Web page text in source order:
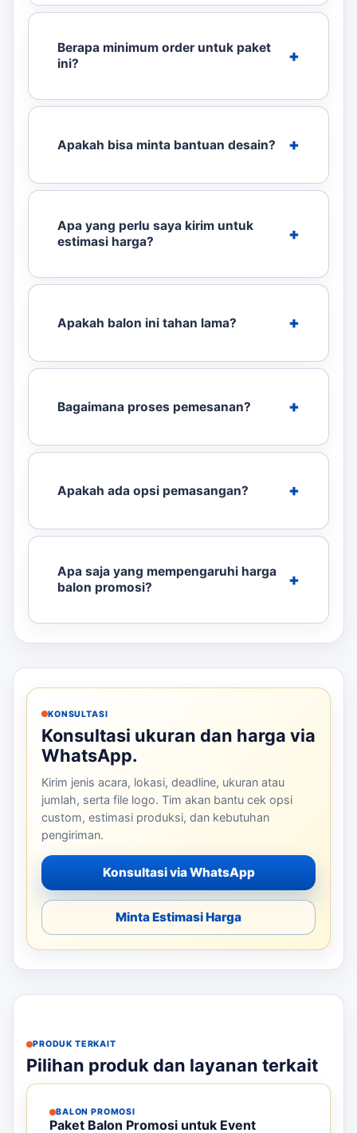
Berapa minimum order untuk paket
ini?
Apakah bisa minta bantuan desain?
Apa yang perlu saya kirim untuk
estimasi harga?
Apakah balon ini tahan lama?
Bagaimana proses pemesanan?
Apakah ada opsi pemasangan?
Apa saja yang mempengaruhi harga
balon promosi?
KONSULTASI
Konsultasi ukuran dan harga via
WhatsApp.
Kirim jenis acara, lokasi, deadline, ukuran atau
jumlah, serta file logo. Tim akan bantu cek opsi
custom, estimasi produksi, dan kebutuhan
pengiriman.
Konsultasi via WhatsApp
Minta Estimasi Harga
PRODUK TERKAIT
Pilihan produk dan layanan terkait